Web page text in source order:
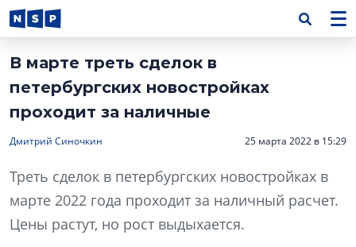
В марте треть сделок в
петербургских новостройках
проходит за наличные
Дмитрий Синочкин 25 марта 2022 в 15:29
Треть сделок в петербургских новостройках в
марте 2022 года проходит за наличный расчет.
Цены растут, но рост выдыхается.